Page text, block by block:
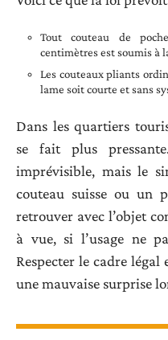
Tout couteau de
centimètres est soumis à
Les couteaux pliants
lame soit courte et sans
Dans les quartiers
se fait plus
imprévisible, mais le
couteau suisse ou un
retrouver avec l’objet
à vue, si l’usage ne
Respecter le cadre légal
une mauvaise surprise